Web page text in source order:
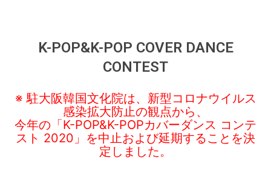
K-POP&K-POP COVER DANCE
CONTEST
※ 駐大阪韓国文化院は、新型コロナウイルス
感染拡大防止の観点から、
今年の「K-POP&K-POPカバーダンス コンテ
スト 2020」を中止および延期することを決
定しました。